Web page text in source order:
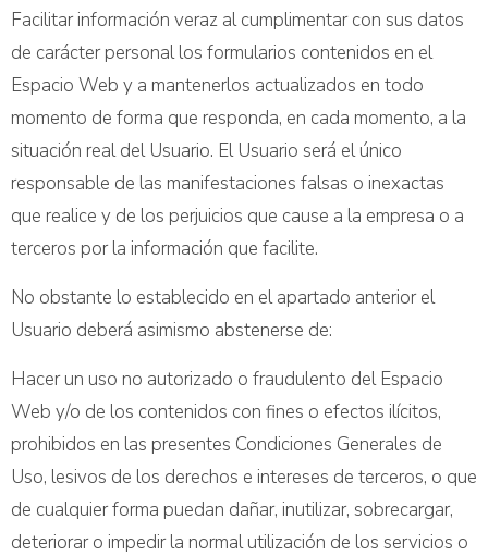
Facilitar información veraz al cumplimentar con sus datos
de carácter personal los formularios contenidos en el
Espacio Web y a mantenerlos actualizados en todo
momento de forma que responda, en cada momento, a la
situación real del Usuario. El Usuario será el único
responsable de las manifestaciones falsas o inexactas
que realice y de los perjuicios que cause a la empresa o a
terceros por la información que facilite.
No obstante lo establecido en el apartado anterior el
Usuario deberá asimismo abstenerse de:
Hacer un uso no autorizado o fraudulento del Espacio
Web y/o de los contenidos con fines o efectos ilícitos,
prohibidos en las presentes Condiciones Generales de
Uso, lesivos de los derechos e intereses de terceros, o que
de cualquier forma puedan dañar, inutilizar, sobrecargar,
deteriorar o impedir la normal utilización de los servicios o